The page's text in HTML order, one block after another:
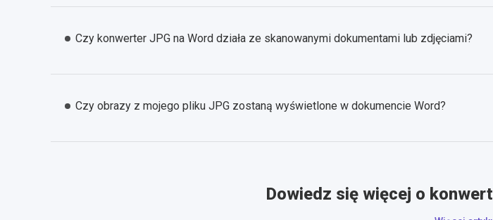
Czy konwerter JPG na Word działa ze skanowanymi dokumentami lub zdjęciami?
Czy obrazy z mojego pliku JPG zostaną wyświetlone w dokumencie Word?
Dowiedz się więcej o